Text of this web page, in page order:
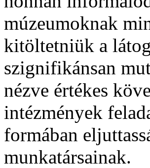
múzeumoknak
kitöltetniük a
szignifikánsan
nézve értékes
intézmények
formában
munkatársainak.